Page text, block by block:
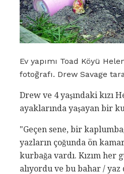
Ev yapımı Toad Köyü
fotoğrafı. Drew Savage
Drew ve 4 yaşındaki kızı
ayaklarında yaşayan bir
"Geçen sene, bir
yazların çoğunda ön
kurbağa vardı. Kızım her
alıyordu ve bu bahar /